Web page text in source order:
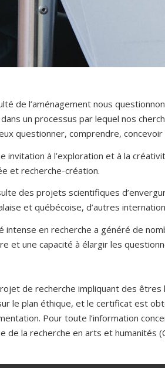
de l’aménagement nous
dans un processus par lequel nos
questionner, comprendre,
invitation à l’exploration et à la
et recherche-création.
des projets scientifiques
et québécoise, d’autres
intense en recherche a généré de
et une capacité à élargir les
de recherche impliquant des êtres
le plan éthique, et le certificat est
Pour toute l’information
de la recherche en arts et humanités